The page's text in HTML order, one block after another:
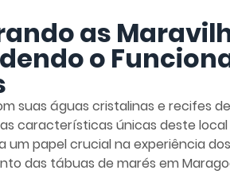
as
o
suas águas cristalinas e recifes
características únicas deste
um papel crucial na experiência
das tábuas de marés em